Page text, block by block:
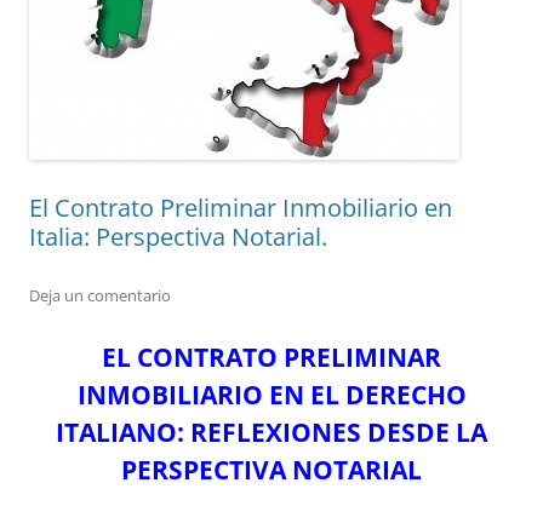
El Contrato Preliminar Inmobiliario en
Italia: Perspectiva Notarial.
Deja un comentario
EL CONTRATO PRELIMINAR
INMOBILIARIO EN EL DERECHO
ITALIANO: REFLEXIONES DESDE LA
PERSPECTIVA NOTARIAL